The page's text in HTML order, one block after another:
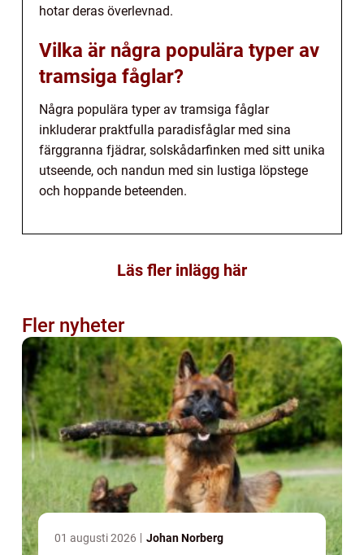
hotar deras överlevnad.
Vilka är några populära typer av
tramsiga fåglar?
Några populära typer av tramsiga fåglar
inkluderar praktfulla paradisfåglar med sina
färggranna fjädrar, solskådarfinken med sitt unika
utseende, och nandun med sin lustiga löpstege
och hoppande beteenden.
Läs fler inlägg här
Fler nyheter
01 augusti 2026 Johan Norberg